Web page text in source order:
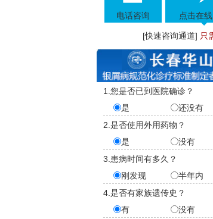
电话咨询 点击在
[快速咨询通道] 只
1.您是否已到医院确诊？
是
还没有
2.是否使用外用药物？
是
没有
3.患病时间有多久？
刚发现
半年内
4.是否有家族遗传史？
有
没有